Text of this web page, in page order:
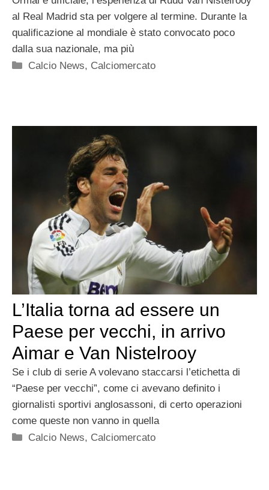
al Real Madrid sta per volgere al termine. Durante la
qualificazione al mondiale è stato convocato poco
dalla sua nazionale, ma più
Categorie
Calcio News, Calciomercato
L’Italia torna ad essere un
Paese per vecchi, in arrivo
Aimar e Van Nistelrooy
Se i club di serie A volevano staccarsi l’etichetta di
“Paese per vecchi”, come ci avevano definito i
giornalisti sportivi anglosassoni, di certo operazioni
come queste non vanno in quella
Categorie
Calcio News, Calciomercato